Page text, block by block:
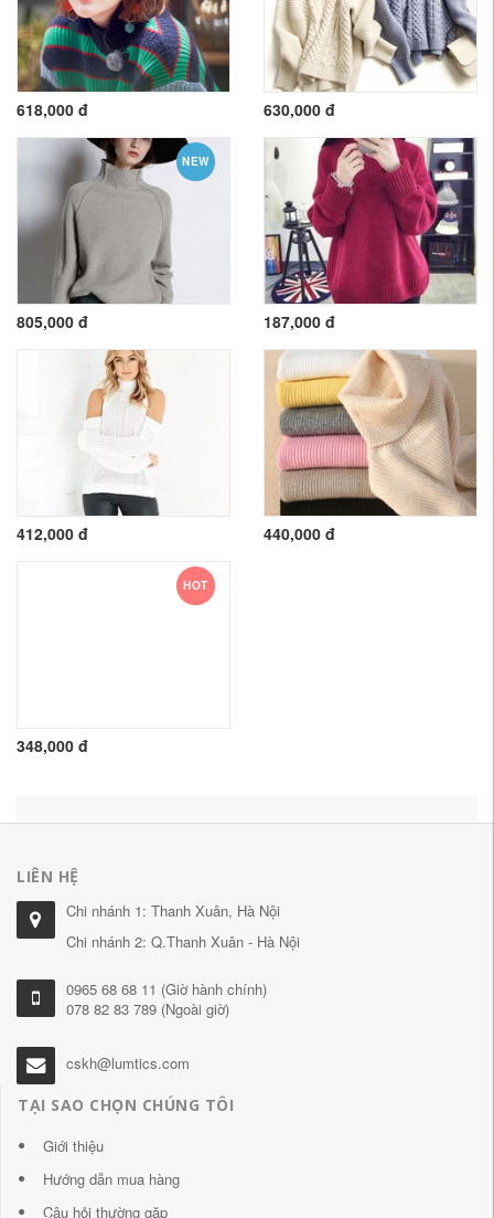
618,000 đ 630,000 đ
NEW
805,000 đ 187,000 đ
412,000 đ 440,000 đ
HOT
348,000 đ
LIÊN HỆ
Chi nhánh 1: Thanh Xuân, Hà Nội
Chi nhánh 2: Q.Thanh Xuân - Hà Nội
0965 68 68 11 (Giờ hành chính)
078 82 83 789 (Ngoài giờ)
cskh@lumtics.com
TẠI SAO CHỌN CHÚNG TÔI
Giới thiệu
Hướng dẫn mua hàng
Câu hỏi thường gặp